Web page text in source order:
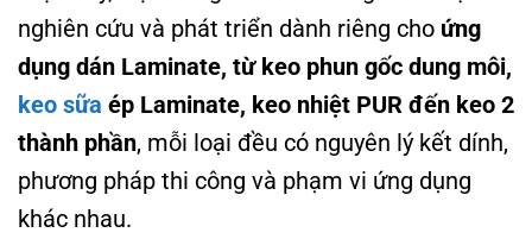
nghiên cứu và phát triển dành riêng cho ứng
dụng dán Laminate, từ keo phun gốc dung môi,
keo sữa ép Laminate, keo nhiệt PUR đến keo 2
thành phần, mỗi loại đều có nguyên lý kết dính,
phương pháp thi công và phạm vi ứng dụng
khác nhau.